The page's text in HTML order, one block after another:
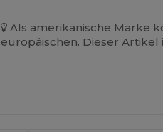
Als amerikanische Marke
europäischen. Dieser